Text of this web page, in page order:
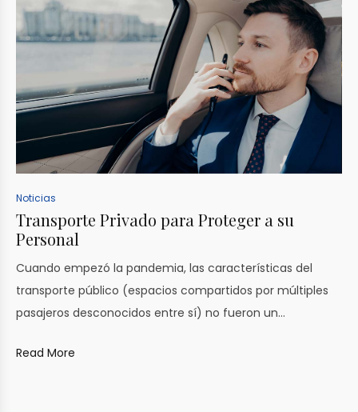
Noticias
Transporte Privado para Proteger a su
Personal
Cuando empezó la pandemia, las características del
transporte público (espacios compartidos por múltiples
pasajeros desconocidos entre sí) no fueron un…
Read More